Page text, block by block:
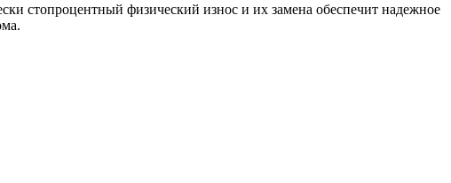
стопроцентный физический износ и их замена обеспечит надежное